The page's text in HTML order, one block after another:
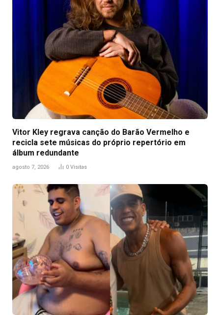
Vitor Kley regrava canção do Barão Vermelho e
recicla sete músicas do próprio repertório em
álbum redundante
agosto 7, 2026 0 Visitas